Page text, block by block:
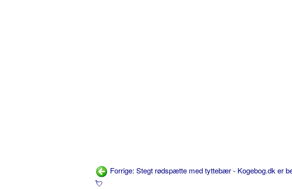
Forrige: Stegt rødspætte med tyttebær - Kogebog.dk er
💘